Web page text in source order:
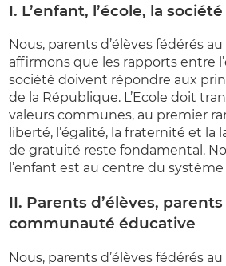
I. L’enfant, l’école, la société
Nous, parents d’élèves fédérés
affirmons que les rapports entre
société doivent répondre aux
de la République. L’Ecole doit
valeurs communes, au premier
liberté, l’égalité, la fraternité et la
de gratuité reste fondamental.
l’enfant est au centre du
II. Parents d’élèves,
communauté éducative
Nous, parents d’élèves fédérés au